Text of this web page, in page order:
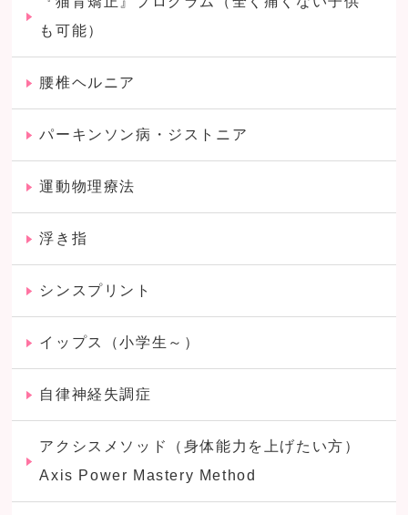
も可能）
腰椎ヘルニア
パーキンソン病・ジストニア
運動物理療法
浮き指
シンスプリント
イップス（小学生～）
自律神経失調症
アクシスメソッド（身体能力を上げたい方）
Axis Power Mastery Method